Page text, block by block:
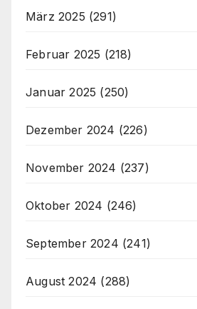
März 2025 (291)
Februar 2025 (218)
Januar 2025 (250)
Dezember 2024 (226)
November 2024 (237)
Oktober 2024 (246)
September 2024 (241)
August 2024 (288)